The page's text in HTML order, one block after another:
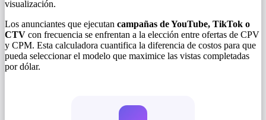
visualización.
Los anunciantes que ejecutan campañas de YouTube, TikTok o
CTV con frecuencia se enfrentan a la elección entre ofertas de CPV
y CPM. Esta calculadora cuantifica la diferencia de costos para que
pueda seleccionar el modelo que maximice las vistas completadas
por dólar.